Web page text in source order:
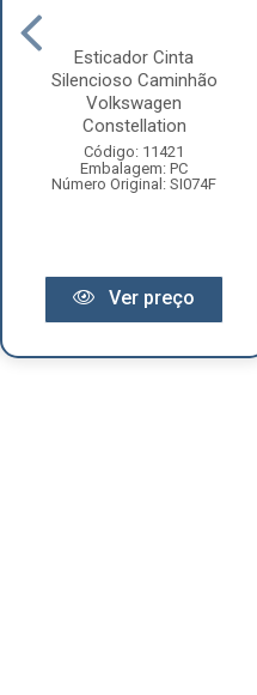
Esticador Cinta
Silencioso Caminhão
Volkswagen
Constellation
Código: 11421
Embalagem: PC
Número Original: SI074F
Ver preço